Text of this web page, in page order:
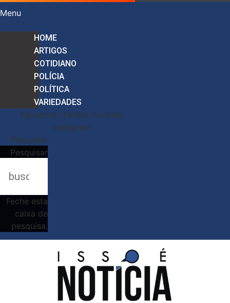
Menu
HOME
ARTIGOS
COTIDIANO
POLÍCIA
POLÍTICA
VARIEDADES
Facebook Twitter Youtube
Instagram
Pesquisar
Pesquisar
Feche esta
caixa de
pesquisa.